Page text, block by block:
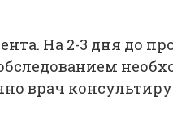
На 2-3 дня до
врач